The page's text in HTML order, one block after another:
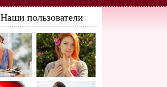
Наши пользователи